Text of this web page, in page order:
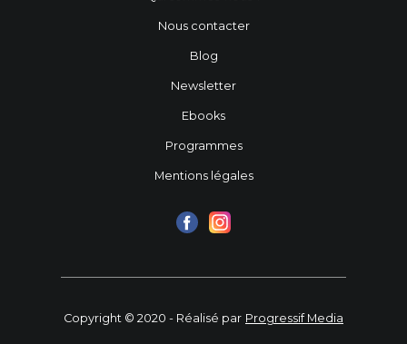
Nous contacter
Blog
Newsletter
Ebooks
Programmes
Mentions légales
Copyright © 2020 - Réalisé par Progressif Media